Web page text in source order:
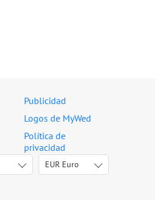
Publicidad
Logos de MyWed
Política de
privacidad
EUR Euro
USD